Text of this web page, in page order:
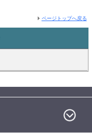
ページトップへ戻る